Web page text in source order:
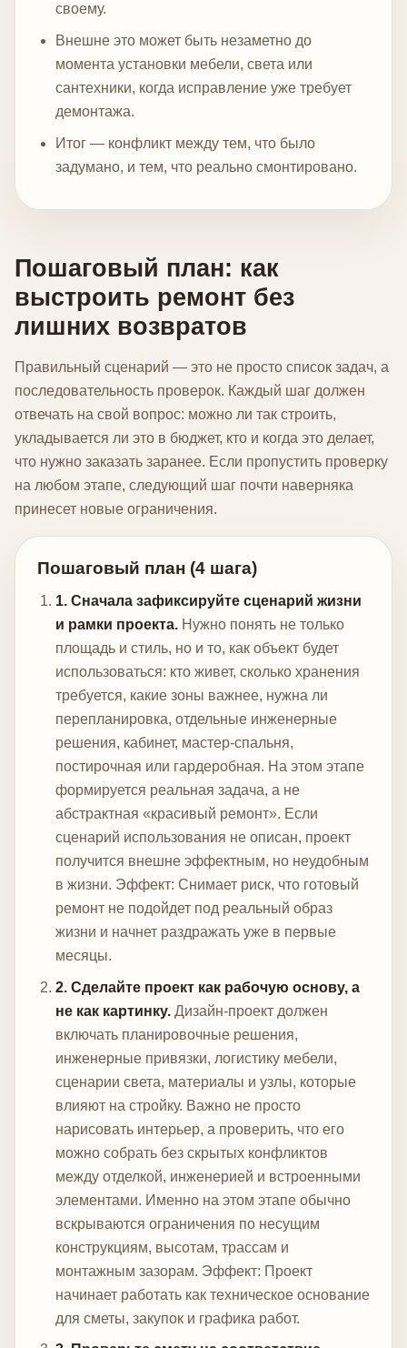
своему.
Внешне это может быть незаметно до
момента установки мебели, света или
сантехники, когда исправление уже требует
демонтажа.
Итог — конфликт между тем, что было
задумано, и тем, что реально смонтировано.
Пошаговый план: как
выстроить ремонт без
лишних возвратов
Правильный сценарий — это не просто список задач, а
последовательность проверок. Каждый шаг должен
отвечать на свой вопрос: можно ли так строить,
укладывается ли это в бюджет, кто и когда это делает,
что нужно заказать заранее. Если пропустить проверку
на любом этапе, следующий шаг почти наверняка
принесет новые ограничения.
Пошаговый план (4 шага)
1. Сначала зафиксируйте сценарий жизни
и рамки проекта. Нужно понять не только
площадь и стиль, но и то, как объект будет
использоваться: кто живет, сколько хранения
требуется, какие зоны важнее, нужна ли
перепланировка, отдельные инженерные
решения, кабинет, мастер-спальня,
постирочная или гардеробная. На этом этапе
формируется реальная задача, а не
абстрактная «красивый ремонт». Если
сценарий использования не описан, проект
получится внешне эффектным, но неудобным
в жизни. Эффект: Снимает риск, что готовый
ремонт не подойдет под реальный образ
жизни и начнет раздражать уже в первые
месяцы.
2. Сделайте проект как рабочую основу, а
не как картинку. Дизайн-проект должен
включать планировочные решения,
инженерные привязки, логистику мебели,
сценарии света, материалы и узлы, которые
влияют на стройку. Важно не просто
нарисовать интерьер, а проверить, что его
можно собрать без скрытых конфликтов
между отделкой, инженерией и встроенными
элементами. Именно на этом этапе обычно
вскрываются ограничения по несущим
конструкциям, высотам, трассам и
монтажным зазорам. Эффект: Проект
начинает работать как техническое основание
для сметы, закупок и графика работ.